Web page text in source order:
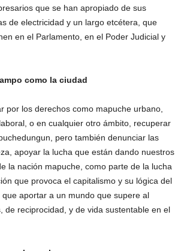
que se han apropiado de sus
de electricidad y un largo etcétera, que
en el Parlamento, en el Poder Judicial y
como la ciudad
por los derechos como mapuche urbano,
o en cualquier otro ámbito, recuperar
pero también denunciar las
apoyar la lucha que están dando nuestros
la nación mapuche, como parte de la lucha
que provoca el capitalismo y su lógica del
aportar a un mundo que supere al
de reciprocidad, y de vida sustentable en el